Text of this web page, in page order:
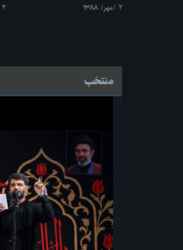
۲ /مهر/ ۱۳۸۸
۲ /مهر/ ۱۳۸۸
منتخب